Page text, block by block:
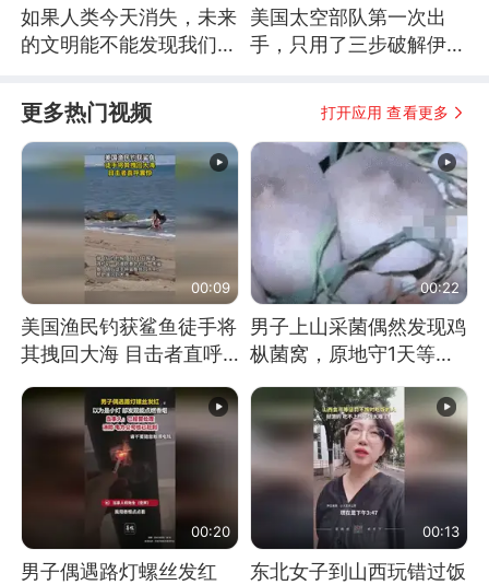
如果人类今天消失，未来
的文明能不能发现我们存
美国太空部队第一次出
手，只用了三步破解伊朗
更多热门视频 打开应用 查看更多
00:09
美国渔民钓获鲨鱼徒手将
其拽回大海 目击者直呼
消息）
00:22
男子上山采菌偶然发现鸡
枞菌窝，原地守1天等它
00:20
男子偶遇路灯螺丝发红
00:13
东北女子到山西玩错过饭